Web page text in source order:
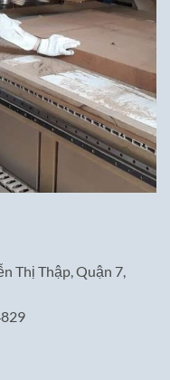
Thị Thập, Quận 7,